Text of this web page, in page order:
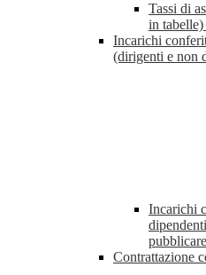
Tassi di
in tabelle)
Incarichi
(dirigenti e non
Incarichi
Contrattazione